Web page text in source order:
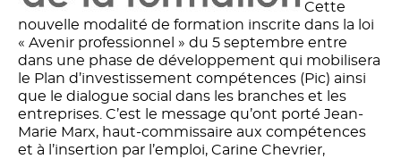
Cette
nouvelle modalité de formation inscrite dans la loi
« Avenir professionnel » du 5 septembre entre
dans une phase de développement qui mobilisera
le Plan d’investissement compétences (Pic) ainsi
que le dialogue social dans les branches et les
entreprises. C’est le message qu’ont porté Jean-
Marie Marx, haut-commissaire aux compétences
et à l’insertion par l’emploi, Carine Chevrier,